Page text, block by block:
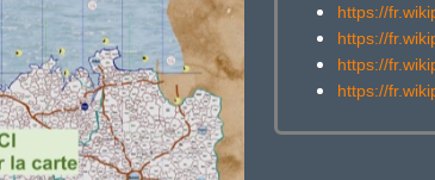
https://
https://
https://
https://